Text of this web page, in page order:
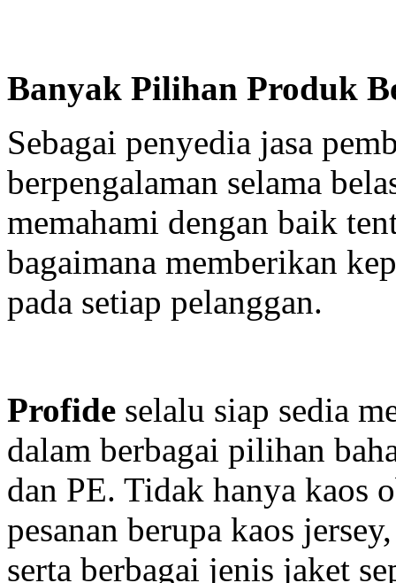
Banyak Pilihan Produk
Sebagai penyedia jasa
berpengalaman selama
memahami dengan baik
bagaimana memberikan
pada setiap pelanggan.
Profide selalu siap sedia
dalam berbagai pilihan
dan PE. Tidak hanya kaos
pesanan berupa kaos
serta berbagai jenis jaket